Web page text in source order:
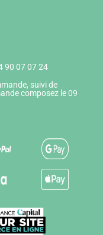
90 07 07 24
suivi de
composez le 09